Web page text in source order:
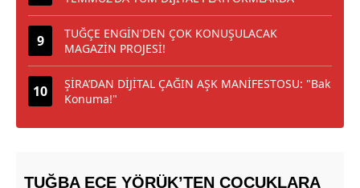
TUĞÇE ENGİN'DEN ÇOK KONUŞULACAK
MAGAZİN PROJESİ!
ŞİRA’DAN DİJİTAL ÇAĞIN AŞK MANİFESTOSU: "Bak
Konuma!"
TUĞBA ECE YÖRÜK’TEN ÇOCUKLARA